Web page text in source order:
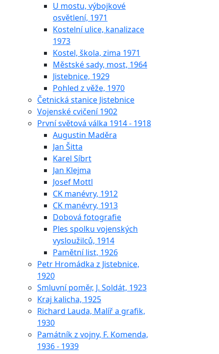
U mostu, výbojkové
osvětlení, 1971
Kostelní ulice, kanalizace
1973
Kostel, škola, zima 1971
Městské sady, most, 1964
Jistebnice, 1929
Pohled z věže, 1970
Četnická stanice Jistebnice
Vojenské cvičení 1902
První světová válka 1914 - 1918
Augustin Maděra
Jan Šitta
Karel Síbrt
Jan Klejma
Josef Mottl
CK manévry, 1912
CK manévry, 1913
Dobová fotografie
Ples spolku vojenských
vysloužilců, 1914
Pamětní list, 1926
Petr Hromádka z Jistebnice,
1920
Smluvní poměr, J. Soldát, 1923
Kraj kalicha, 1925
Richard Lauda, Malíř a grafik,
1930
Památník z vojny, F. Komenda,
1936 - 1939